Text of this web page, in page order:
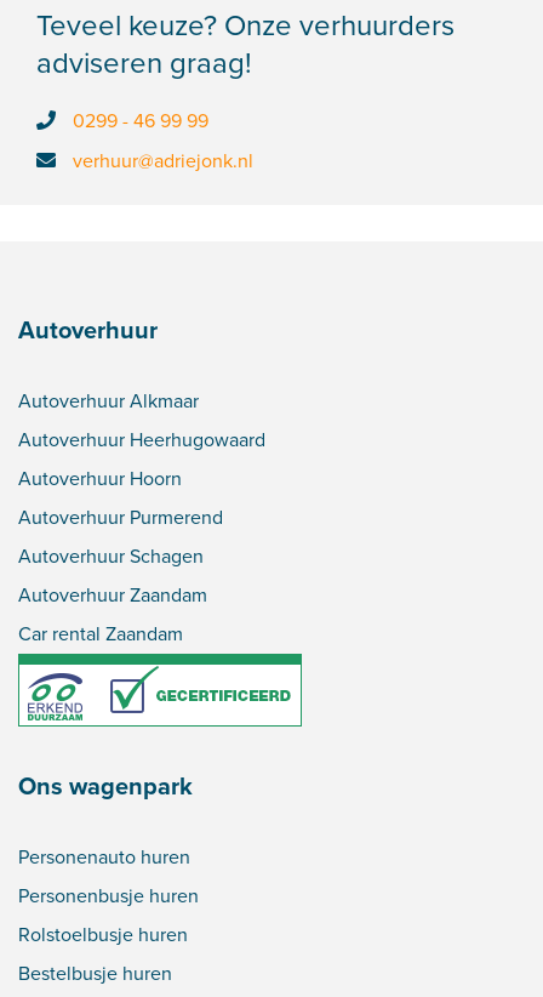
Teveel keuze? Onze verhuurders
adviseren graag!
0299 - 46 99 99
verhuur@adriejonk.nl
Autoverhuur
Autoverhuur Alkmaar
Autoverhuur Heerhugowaard
Autoverhuur Hoorn
Autoverhuur Purmerend
Autoverhuur Schagen
Autoverhuur Zaandam
Car rental Zaandam
Ons wagenpark
Personenauto huren
Personenbusje huren
Rolstoelbusje huren
Bestelbusje huren